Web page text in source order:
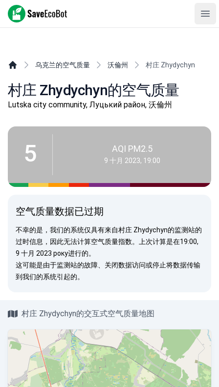
SaveEcoBot
乌克兰的空气质量 沃倫州 村庄 Zhydychyn
村庄 Zhydychyn的空气质量
Lutska city community, Луцький район, 沃倫州
5 AQI PM2.5
9 十月 2023, 19:00
空气质量数据已过期
不幸的是，我们的系统仅具有来自村庄 Zhydychyn的监测站的
过时信息，因此无法计算空气质量指数。上次计算是在19:00,
9 十月 2023 року进行的。
这可能是由于监测站的故障、关闭数据访问或停止将数据传输
到我们的系统引起的。
村庄 Zhydychyn的交互式空气质量地图